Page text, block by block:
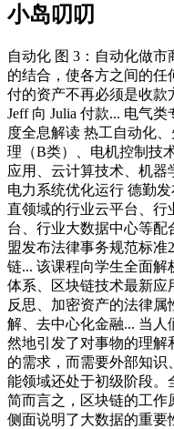
小岛叨叨
自动化 图 3：自动化做
的结合，使各方之间的任
付的资产不再必须是收款
Jeff 向 Julia 付款... 电气
度全息解读 热工自动化
理（B类）、电机控制技
应用、云计算技术、机器
电力系统优化运行 德勤
直领域的行业云平台、行
台、行业大数据中心等
盟发布法律事务规范标准
链... 该课程向学生全面
体系、区块链技术最新应
反思、加密资产的法律
解、去中心化金融... 当
然地引发了对事物的理解
的需求，而需要外部知识
能领域还处于初级阶段。
简而言之，区块链的工作
侧面说明了大数据的重要